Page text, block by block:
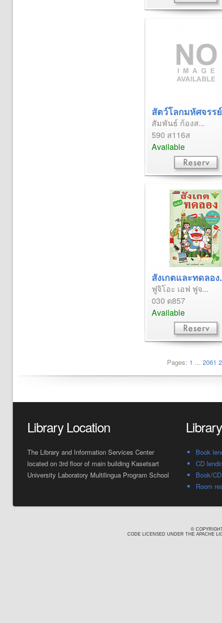
สัตว์โลกมหัศจรร
สัมพันธ์ ก้องส...
590 ส116ส
Available
สังเกตและทดลอง
ฟูจิโอะ เอฟ ฟูจ...
030 ด857
Available
Pages: 1 ... 2061
Library Location
The Library and Information Services Center
located on 3rd floor of main building Kasetsart
University Laboratory Multilingua Program School
Book
CD
Book/
Room
©
CODE LICENSED UNDER THE APACHE